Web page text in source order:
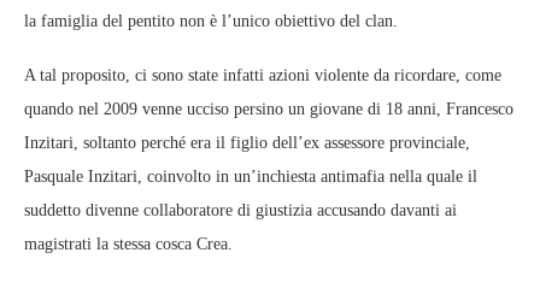
la famiglia del pentito non è l’unico obiettivo del clan.
A tal proposito, ci sono state infatti azioni violente da ricordare, come
quando nel 2009 venne ucciso persino un giovane di 18 anni, Francesco
Inzitari, soltanto perché era il figlio dell’ex assessore provinciale,
Pasquale Inzitari, coinvolto in un’inchiesta antimafia nella quale il
suddetto divenne collaboratore di giustizia accusando davanti ai
magistrati la stessa cosca Crea.